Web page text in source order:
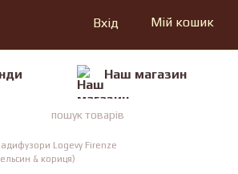
Вхід Мій кошик
Наш магазин
Logevy Firenze
& кориця)